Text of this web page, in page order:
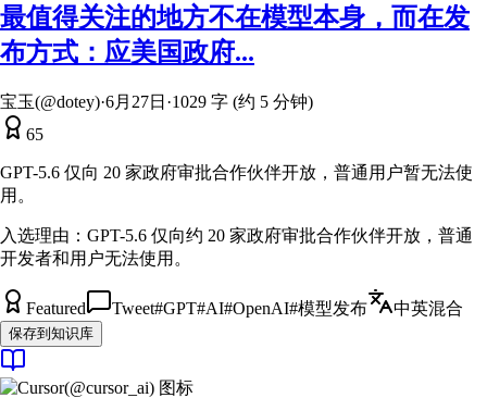
最值得关注的地方不在模型本身，而在发
布方式：应美国政府...
宝玉(@dotey)·6月27日 ·1029 字 (约 5 分钟)
65
GPT-5.6 仅向 20 家政府审批合作伙伴开放，普通用户暂无法使
用。
入选理由： GPT-5.6 仅向约 20 家政府审批合作伙伴开放，普通
开发者和用户无法使用。
Featured Tweet#GPT#AI#OpenAI#模型发布 中英混合
保存到知识库